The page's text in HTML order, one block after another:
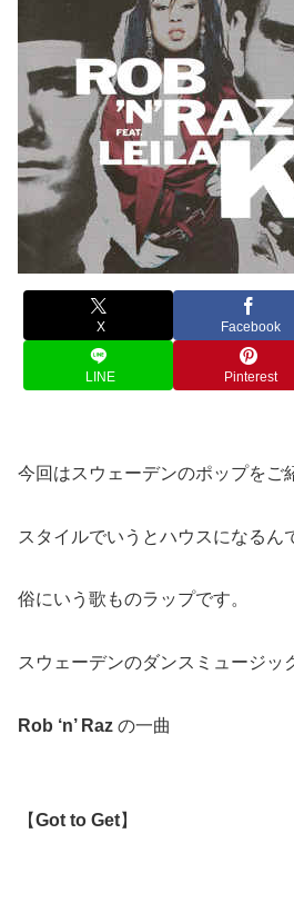
X Facebook
LINE Pinterest
今回はスウェーデンのポップをご
スタイルでいうとハウスになるん
俗にいう歌ものラップです。
スウェーデンのダンスミュージッ
Rob ‘n’ Raz の一曲
【Got to Get】